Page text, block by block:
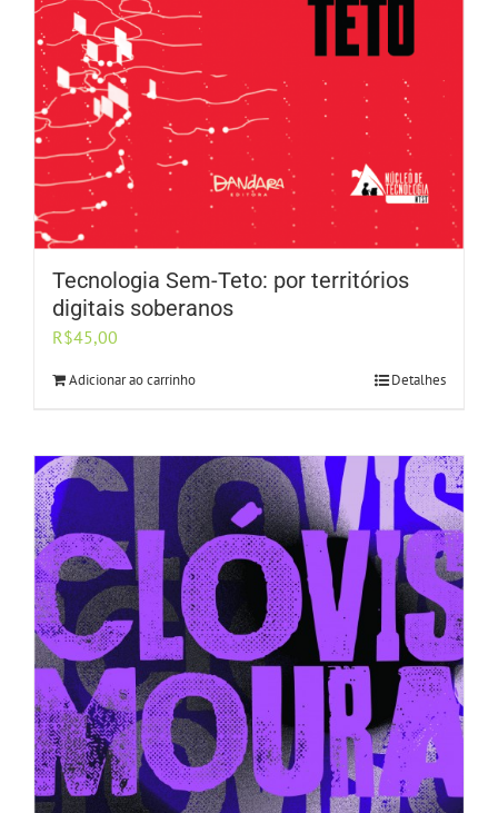
Tecnologia Sem-Teto: por territórios
digitais soberanos
R$45,00
Adicionar ao carrinho Detalhes